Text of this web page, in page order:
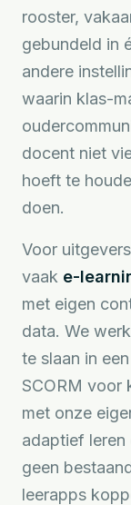
rooster,
gebundeld in
andere
waarin klas-
docent niet
hoeft te
doen.
Voor
vaak e-
met eigen
data. We
te slaan in
SCORM voor
met onze
adaptief
geen
leerapps